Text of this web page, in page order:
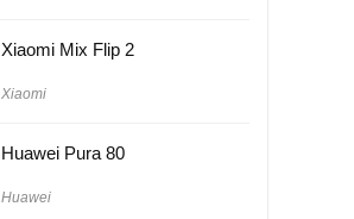
Xiaomi Mix Flip 2
Xiaomi
Huawei Pura 80
Huawei